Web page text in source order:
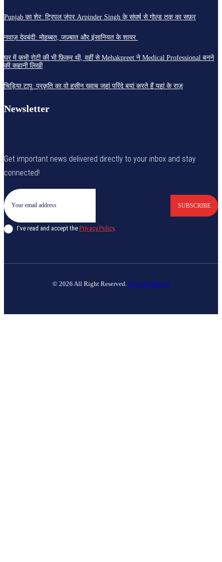
Punjab का शेर: ट्रिपल जंपर Arpinder Singh के संघर्ष से गोल्ड तक का सफ़र
नवाज़ देवबंदी: मोहब्बत, जज़्बात और इंसानियत के शायर
घर में कभी रोटी की भी फ़िक्र थी, वहीं से Mehakpreet ने Medical Professional बनने
की कहानी लिखी
चिड़िया टापू: प्रकृति का वो हसीन ख्वाब जहां परिंदे बयां करते हैं यहां के राज़
Newsletter
Get important news delivered directly to your inbox and stay
connected!
SUBSCRIBE
I've read and accept the Privacy Policy.
© 2026 All Right Reserved. Banyan Digital